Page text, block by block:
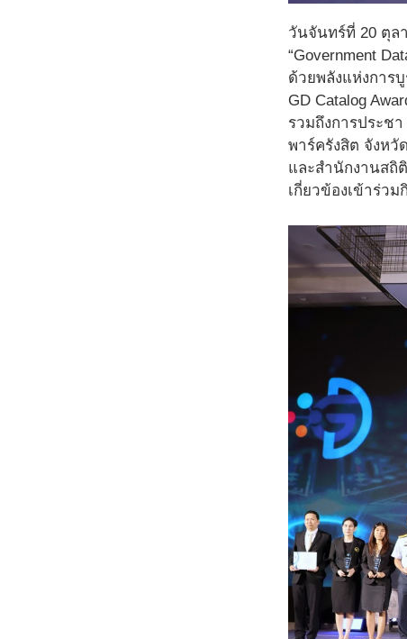
วันจันทร์ที่ 20 ตุล
“Government
ด้วยพลังแห่งการ
GD Catalog
รวมถึงการประช
พาร์ครังสิต จังหวั
และสำนักงานสถิ
เกี่ยวข้องเข้าร่ว